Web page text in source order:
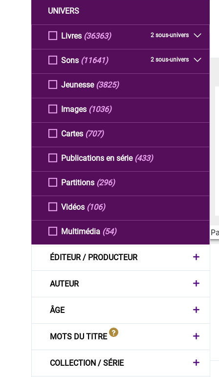
UNIVERS
Livres 2 sous-univers
(36363)
Sons 2 sous-univers
(11641)
Jeunesse (3825)
Images (1036)
Cartes (707)
Publications en série (433)
Partitions (296)
Vidéos (106)
Multimédia (54)
ÉDITEUR / PRODUCTEUR
AUTEUR
ÂGE
MOTS DU TITRE
COLLECTION / SÉRIE